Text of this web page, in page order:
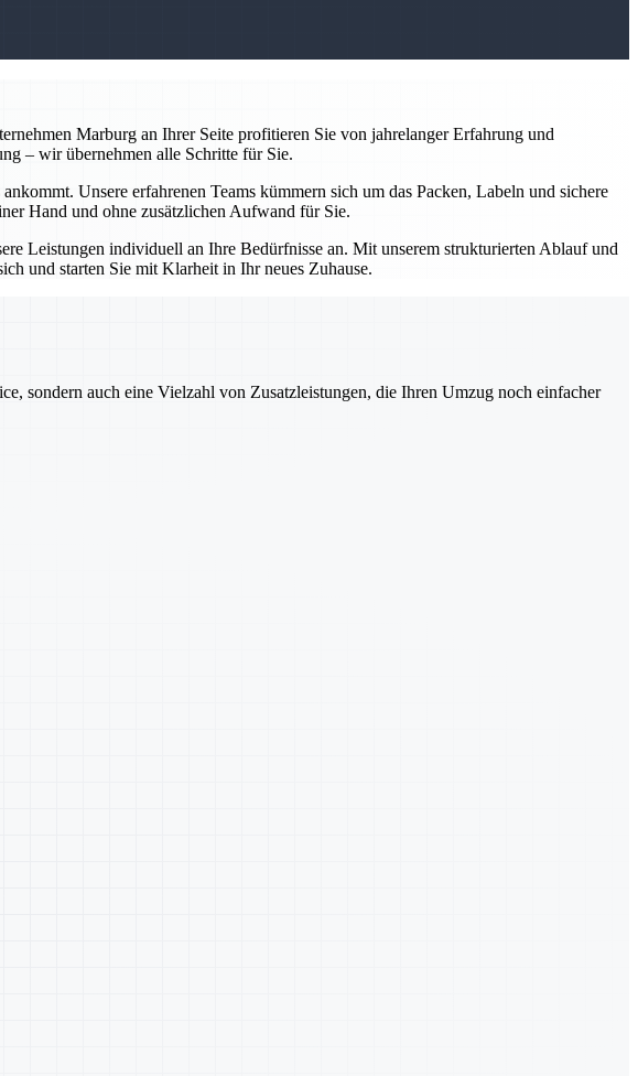
Marburg an Ihrer Seite profitieren Sie von jahrelanger Erfahrung und
– wir übernehmen alle Schritte für Sie.
Unsere erfahrenen Teams kümmern sich um das Packen, Labeln und sichere
Hand und ohne zusätzlichen Aufwand für Sie.
Leistungen individuell an Ihre Bedürfnisse an. Mit unserem strukturierten Ablauf und
und starten Sie mit Klarheit in Ihr neues Zuhause.
sondern auch eine Vielzahl von Zusatzleistungen, die Ihren Umzug noch einfacher